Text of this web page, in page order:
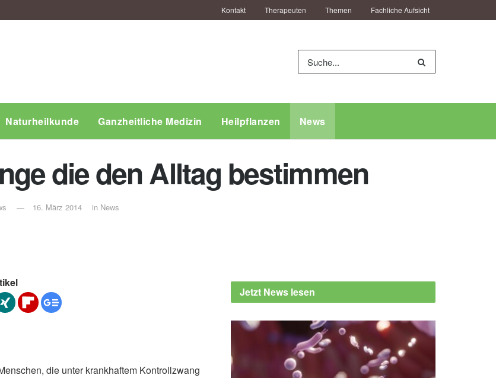
Kontakt Therapeuten Themen Fachliche Aufsicht
Naturheilkunde Ganzheitliche Medizin Heilpflanzen News
die den Alltag bestimmen
16. März 2014 in News
die unter krankhaftem Kontrollzwang
Jetzt News lesen